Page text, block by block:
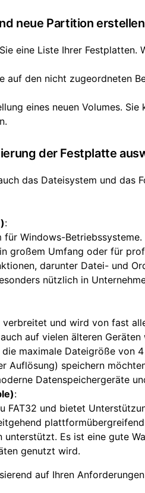
neue Partition erstellen
eine Liste Ihrer Festplatten.
den nicht zugeordneten
eines neuen Volumes.
der Festplatte
das Dateisystem und das
:
Windows-
großem Umfang oder für
darunter Datei- und
nützlich in
und wird von fast
auf vielen älteren
maximale Dateigröße von
Auflösung) speichern
Datenspeichergeräte
:
FAT32 und bietet
unterstützt. Es ist eine gute
genutzt wird.
auf Ihren